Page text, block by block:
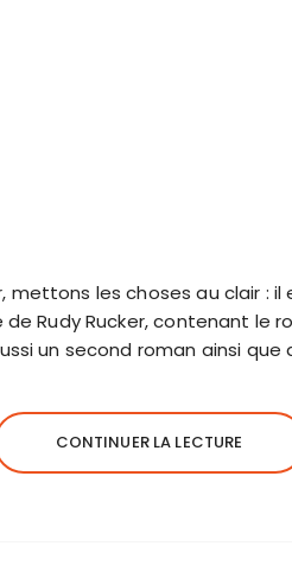
les choses au clair : il
Rudy Rucker, contenant le
un second roman ainsi que
CONTINUER LA LECTURE